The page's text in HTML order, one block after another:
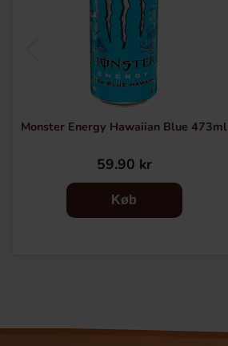
Monster Energy Hawaiian Blue 473ml
59.90 kr
Køb